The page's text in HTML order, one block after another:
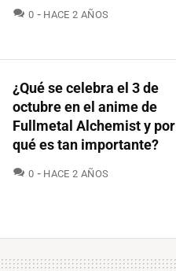
0 COMENTARIOS
HACE 2 AÑOS
¿Qué se celebra el 3 de
octubre en el anime de
Fullmetal Alchemist y por
qué es tan importante?
0 COMENTARIOS
HACE 2 AÑOS